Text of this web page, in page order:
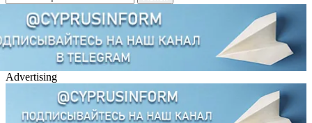
Advertising